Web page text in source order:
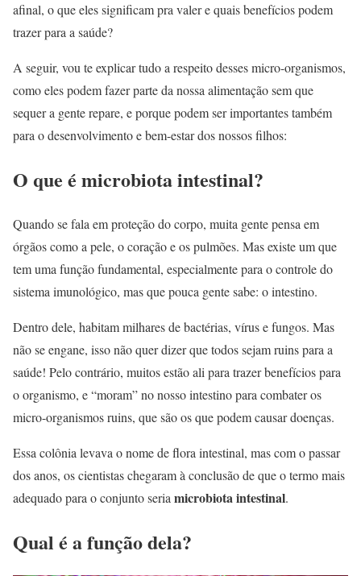
afinal, o que eles significam pra valer e quais benefícios podem
trazer para a saúde?
A seguir, vou te explicar tudo a respeito desses micro-organismos,
como eles podem fazer parte da nossa alimentação sem que
sequer a gente repare, e porque podem ser importantes também
para o desenvolvimento e bem-estar dos nossos filhos:
O que é microbiota intestinal?
Quando se fala em proteção do corpo, muita gente pensa em
órgãos como a pele, o coração e os pulmões. Mas existe um que
tem uma função fundamental, especialmente para o controle do
sistema imunológico, mas que pouca gente sabe: o intestino.
Dentro dele, habitam milhares de bactérias, vírus e fungos. Mas
não se engane, isso não quer dizer que todos sejam ruins para a
saúde! Pelo contrário, muitos estão ali para trazer benefícios para
o organismo, e “moram” no nosso intestino para combater os
micro-organismos ruins, que são os que podem causar doenças.
Essa colônia levava o nome de flora intestinal, mas com o passar
dos anos, os cientistas chegaram à conclusão de que o termo mais
adequado para o conjunto seria microbiota intestinal.
Qual é a função dela?